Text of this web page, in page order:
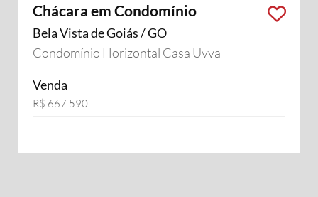
Chácara em Condomínio
Bela Vista de Goiás / GO
Condomínio Horizontal Casa Uvva
Venda
R$ 667.590